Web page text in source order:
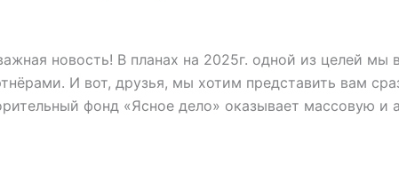
новость! В планах на 2025г. одной из целей
И вот, друзья, мы хотим представить вам
фонд «Ясное дело» оказывает массовую